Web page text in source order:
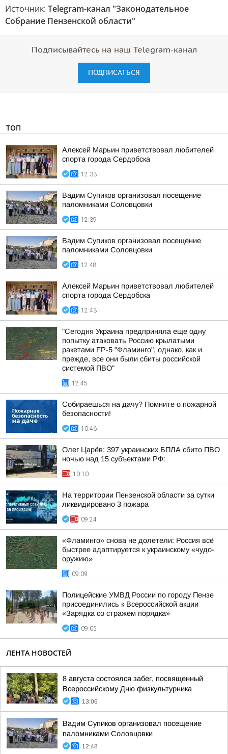
Источник: Telegram-канал "Законодательное
Собрание Пензенской области"
Подписывайтесь на наш Telegram-канал
ПОДПИСАТЬСЯ
ТОП
Алексей Марьин приветствовал любителей
спорта города Сердобска
12:33
Вадим Супиков организовал посещение
паломниками Соловцовки
12:39
Вадим Супиков организовал посещение
паломниками Соловцовки
12:48
Алексей Марьин приветствовал любителей
спорта города Сердобска
12:43
"Сегодня Украина предприняла еще одну
попытку атаковать Россию крылатыми
ракетами FP-5 "Фламинго", однако, как и
прежде, все они были сбиты российской
системой ПВО"
12:45
Собираешься на дачу? Помните о пожарной
безопасности!
10:46
Олег Царёв: 397 украинских БПЛА сбито ПВО
ночью над 15 субъектами РФ:
10:10
На территории Пензенской области за сутки
ликвидировано 3 пожара
09:24
«Фламинго» снова не долетели: Россия всё
быстрее адаптируется к украинскому «чудо-
оружию»
09:09
Полицейские УМВД России по городу Пензе
присоединились к Всероссийской акции
«Зарядка со стражем порядка»
09:05
ЛЕНТА НОВОСТЕЙ
8 августа состоялся забег, посвященный
Всероссийскому Дню физкультурника
13:06
Вадим Супиков организовал посещение
паломниками Соловцовки
12:48